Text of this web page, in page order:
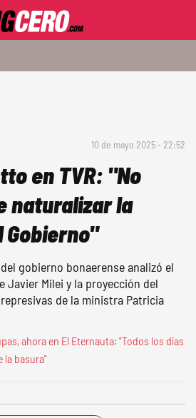
10 de mayo 2025 - 22:52
en TVR: "No
naturalizar la
gobierno bonaerense analizó el
Javier Milei y la proyección del
de la ministra Patricia
ahora en El Eternauta: "Todos los días
la basura"